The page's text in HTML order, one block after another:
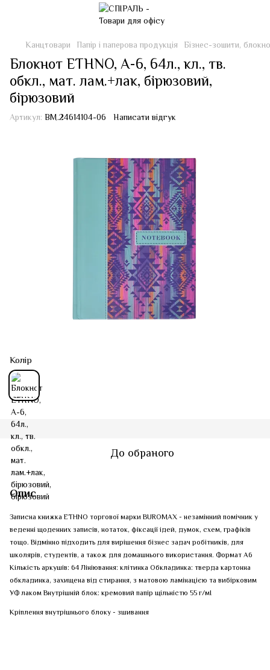
Канцтовари Папір і паперова продукція Бізнес-зошити,
Блокнот ETHNO, А-6, 64л., кл., тв.
обкл., мат. лам.+лак, бірюзовий,
бірюзовий
Артикул: BM.24614104-06 Написати відгук
Колір
До обраного
Опис
Записна книжка ETHNO торгової марки BUROMAX - незамінний помічник у
веденні щоденних записів, нотаток, фіксації ідей, думок, схем, графіків
тощо. Відмінно підходить для вирішення бізнес задач робітників, для
школярів, студентів, а також для домашнього використання. Формат А6
Кількість аркушів: 64 Лініювання: клітинка Обкладинка: тверда картонна
обкладинка, захищена від стирання, з матовою ламінацією та вибірковим
УФ лаком Внутрішній блок: кремовий папір щільністю 55 г/мІ
Кріплення внутрішнього блоку - зшивання